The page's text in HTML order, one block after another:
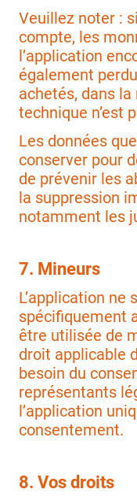
Veuillez noter :
compte, les
l’application
également
achetés, dans
technique n’est
Les données
conserver pour
de prévenir les
la suppression
notamment les
7. Mineurs
L’application ne
spécifiquement
être utilisée de
droit applicable
besoin du
représentants
l’application
consentement.
8. Vos droits